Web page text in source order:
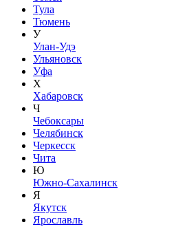
Тула
Тюмень
У
Улан-Удэ
Ульяновск
Уфа
Х
Хабаровск
Ч
Чебоксары
Челябинск
Черкесск
Чита
Ю
Южно-Сахалинск
Я
Якутск
Ярославль